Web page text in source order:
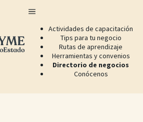
Actividades de capacitación
Tips para tu negocio
Rutas de aprendizaje
Herramientas y convenios
Directorio de negocios
Conócenos